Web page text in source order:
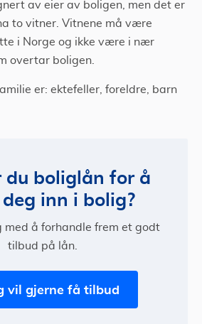
av eier av boligen, men det er
to vitner. Vitnene må være
i Norge og ikke være i nær
overtar boligen.
er: ektefeller, foreldre, barn
du boliglån for å
inn i bolig?
med å forhandle frem et godt
tilbud på lån.
vil gjerne få tilbud